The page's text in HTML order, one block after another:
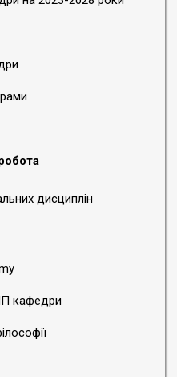
дисциплін
кафедри